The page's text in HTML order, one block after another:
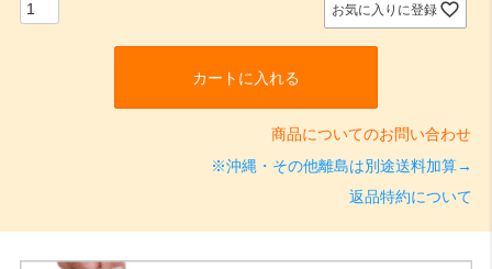
お気に入りに登録
カートに入れる
商品についてのお問い合わせ
※沖縄・その他離島は別途送料加算→
返品特約について